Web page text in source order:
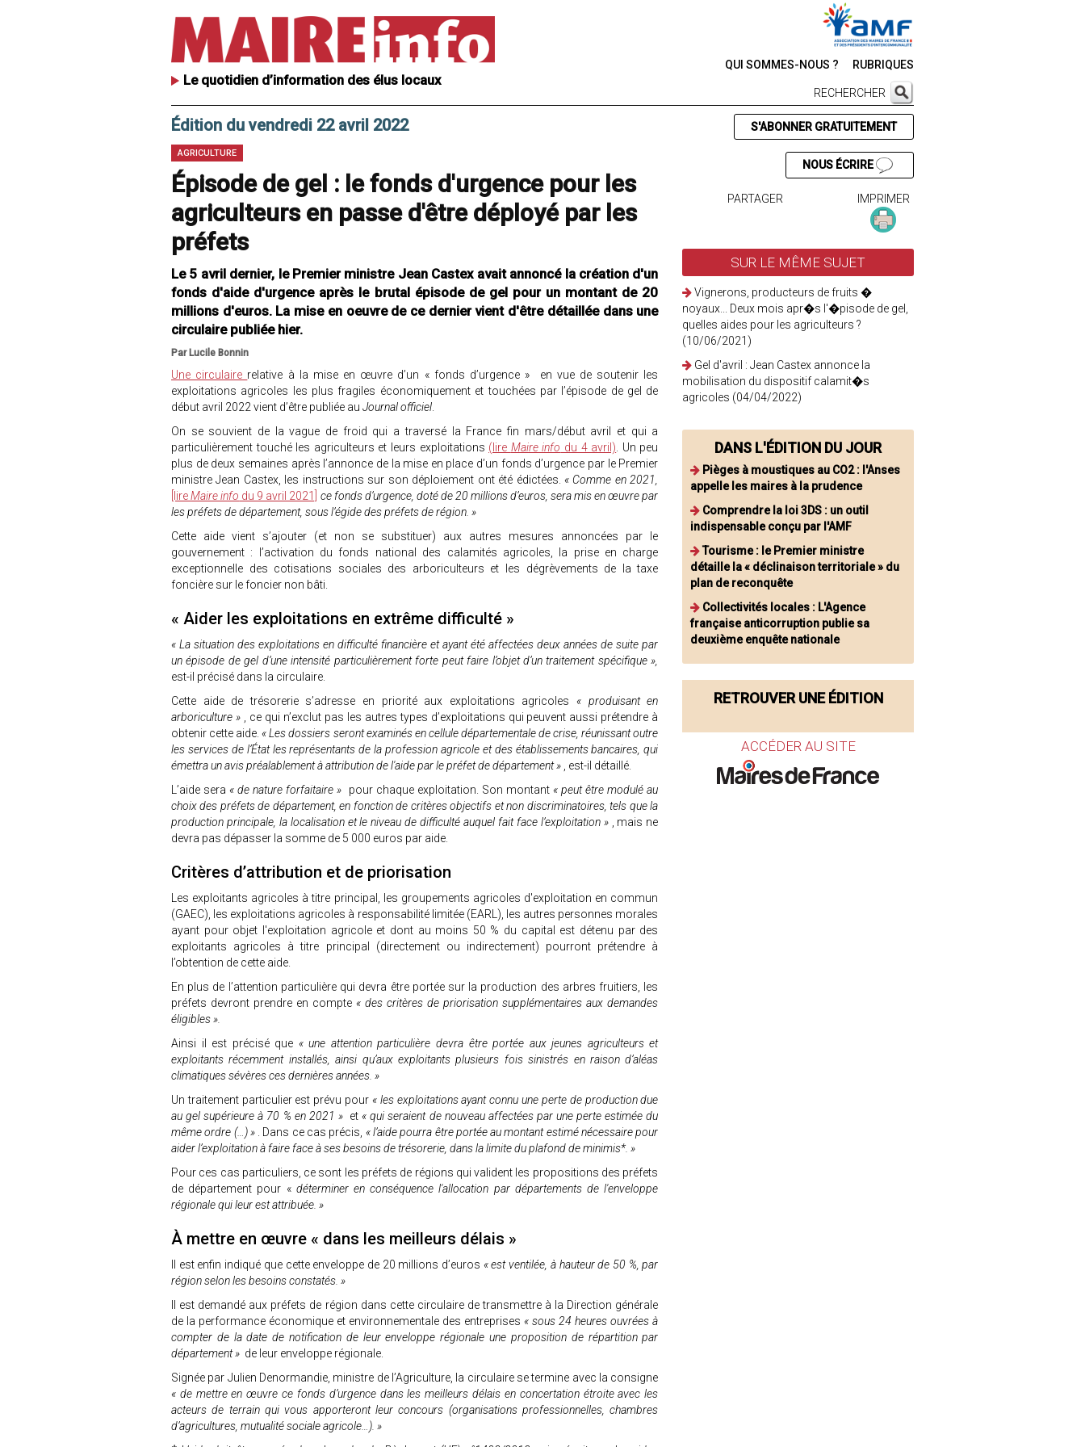
Le quotidien d’information des élus locaux
QUI SOMMES-NOUS ? RUBRIQUES
RECHERCHER
Édition du vendredi 22 avril 2022
AGRICULTURE
Épisode de gel : le fonds d'urgence pour les
agriculteurs en passe d'être déployé par les
préfets
Le 5 avril dernier, le Premier ministre Jean Castex avait annoncé la création d'un
fonds d'aide d'urgence après le brutal épisode de gel pour un montant de 20
millions d'euros. La mise en oeuvre de ce dernier vient d'être détaillée dans une
circulaire publiée hier.
Par Lucile Bonnin
Une circulaire relative à la mise en œuvre d’un « fonds d’urgence » en vue de soutenir les
exploitations agricoles les plus fragiles économiquement et touchées par l’épisode de gel de
début avril 2022 vient d’être publiée au Journal officiel
On se souvient de la vague de froid qui a traversé la France fin mars/début avril et qui a
particulièrement touché les agriculteurs et leurs exploitations (lire Maire info du 4 avril) . Un peu
plus de deux semaines après l’annonce de la mise en place d’un fonds d’urgence par le Premier
ministre Jean Castex, les instructions sur son déploiement ont été édictées. « Comme en 2021,
[lireMaire info du 9 avril 2021]
ce fonds d’urgence, doté de 20 millions d’euros, sera mis en œuvre par
les préfets de département, sous l’égide des préfets de région. »
Cette aide vient s’ajouter (et non se substituer) aux autres mesures annoncées par le
gouvernement : l’activation du fonds national des calamités agricoles, la prise en charge
exceptionnelle des cotisations sociales des arboriculteurs et les dégrèvements de la taxe
foncière sur le foncier non bâti.
« Aider les exploitations en extrême difficulté »
« La situation des exploitations en difficulté financière et ayant été affectées deux années de suite par
un épisode de gel d’une intensité particulièrement forte peut faire l’objet d’un traitement spécifique »,
est-il précisé dans la circulaire.
Cette aide de trésorerie s’adresse en priorité aux exploitations agricoles « produisant en
arboriculture »
, ce qui n’exclut pas les autres types d’exploitations qui peuvent aussi prétendre à
obtenir cette aide. « Les dossiers seront examinés en cellule départementale de crise, réunissant outre
les services de l’État les représentants de la profession agricole et des établissements bancaires, qui
émettra un avis préalablement à attribution de l'aide par le préfet de département »
, est-il détaillé.
L’aide sera « de nature forfaitaire » pour chaque exploitation. Son montant « peut être modulé au
choix des préfets de département, en fonction de critères objectifs et non discriminatoires, tels que la
production principale, la localisation et le niveau de difficulté auquel fait face l’exploitation »
, mais ne
devra pas dépasser la somme de 5 000 euros par aide.
Critères d’attribution et de priorisation
Les exploitants agricoles à titre principal, les groupements agricoles d'exploitation en commun
(GAEC), les exploitations agricoles à responsabilité limitée (EARL), les autres personnes morales
ayant pour objet l'exploitation agricole et dont au moins 50 % du capital est détenu par des
exploitants agricoles à titre principal (directement ou indirectement) pourront prétendre à
l’obtention de cette aide.
En plus de l’attention particulière qui devra être portée sur la production des arbres fruitiers, les
préfets devront prendre en compte « des critères de priorisation supplémentaires aux demandes
éligibles ».
Ainsi il est précisé que « une attention particulière devra être portée aux jeunes agriculteurs et
exploitants récemment installés, ainsi qu’aux exploitants plusieurs fois sinistrés en raison d’aléas
climatiques sévères ces dernières années. »
Un traitement particulier est prévu pour « les exploitations ayant connu une perte de production due
au gel supérieure à 70 % en 2021 » et « qui seraient de nouveau affectées par une perte estimée du
même ordre (…) »
. Dans ce cas précis, « l’aide pourra être portée au montant estimé nécessaire pour
aider l’exploitation à faire face à ses besoins de trésorerie, dans la limite du plafond de minimis*. »
Pour ces cas particuliers, ce sont les préfets de régions qui valident les propositions des préfets
de département pour «déterminer en conséquence l'allocation par départements de l'enveloppe
régionale qui leur est attribuée. »
À mettre en œuvre « dans les meilleurs délais »
Il est enfin indiqué que cette enveloppe de 20 millions d’euros « est ventilée, à hauteur de 50 %, par
région selon les besoins constatés. »
Il est demandé aux préfets de région dans cette circulaire de transmettre à la Direction générale
de la performance économique et environnementale des entreprises « sous 24 heures ouvrées à
compter de la date de notification de leur enveloppe régionale une proposition de répartition par
département » de leur enveloppe régionale.
Signée par Julien Denormandie, ministre de l’Agriculture, la circulaire se termine avec la consigne
« de mettre en œuvre ce fonds d’urgence dans les meilleurs délais en concertation étroite avec les
acteurs de terrain qui vous apporteront leur concours (organisations professionnelles, chambres
d’agricultures, mutualité sociale agricole…). »
S'ABONNER GRATUITEMENT
NOUS ÉCRIRE
PARTAGER IMPRIMER
SUR LE MÊME SUJET
Vignerons, producteurs de fruits �
noyaux... Deux mois apr�s l'�pisode de gel,
quelles aides pour les agriculteurs ?
(10/06/2021)
Gel d'avril : Jean Castex annonce la
mobilisation du dispositif calamit�s
agricoles (04/04/2022)
DANS L'ÉDITION DU JOUR
Pièges à moustiques au CO2 : l'Anses
appelle les maires à la prudence
Comprendre la loi 3DS : un outil
indispensable conçu par l'AMF
Tourisme : le Premier ministre
détaille la « déclinaison territoriale » du
plan de reconquête
Collectivités locales : L'Agence
française anticorruption publie sa
deuxième enquête nationale
RETROUVER UNE ÉDITION
ACCÉDER AU SITE